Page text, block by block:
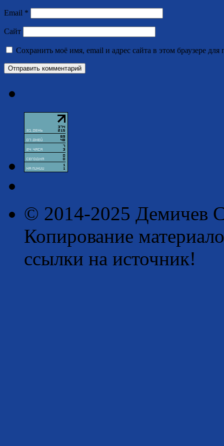
Email *
Сайт
Сохранить моё имя, email и адрес сайта в этом браузере
© 2014-2025 Демичев
Копирование
ссылки на источник!